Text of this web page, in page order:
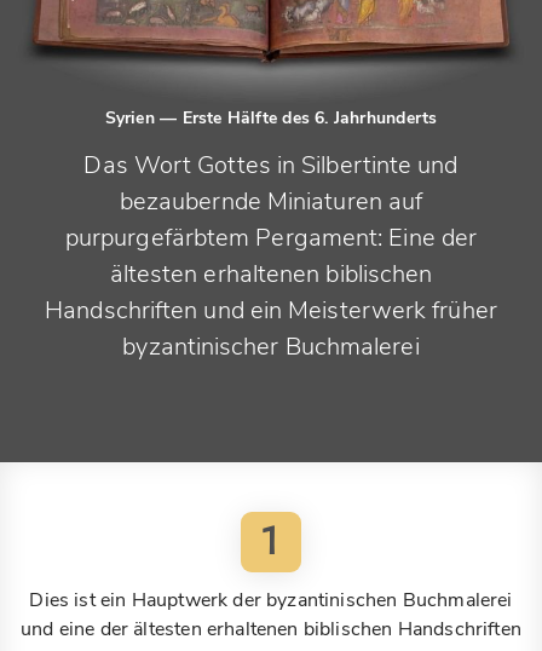
Syrien— Erste Hälfte des 6. Jahrhunderts
Das Wort Gottes in Silbertinte und
bezaubernde Miniaturen auf
purpurgefärbtem Pergament: Eine der
ältesten erhaltenen biblischen
Handschriften und ein Meisterwerk früher
byzantinischer Buchmalerei
1
Dies ist ein Hauptwerk der byzantinischen Buchmalerei
und eine der ältesten erhaltenen biblischen Handschriften